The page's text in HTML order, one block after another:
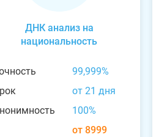
ДНК анализ на
национальность
99,999%
от 21 дня
100%
от 8999